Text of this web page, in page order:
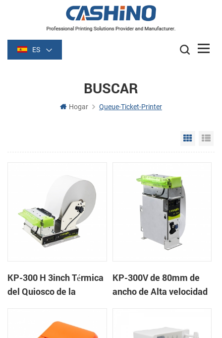
ES
BUSCAR
Hogar Queue-Ticket-Printer
Grid
KP-300 H 3inch Térmica
del Quiosco de la
KP-300V de 80mm de
ancho de Alta velocidad